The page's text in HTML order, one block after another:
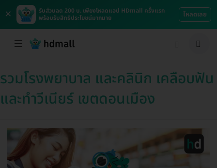
×
รับส่วนลด 200 บ. เพียงโหลดแอป HDmall ครั้งแรก
พร้อมรับสิทธิประโยชน์มากมาย
โหลดเลย
รวมโรงพยาบาล และคลินิก เคลือบฟัน
และทำวีเนียร์ เขตดอนเมือง